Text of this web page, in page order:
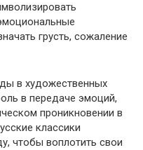
грусть, сожаление
в художественных
в передаче эмоций,
проникновении в
классики
чтобы воплотить свои